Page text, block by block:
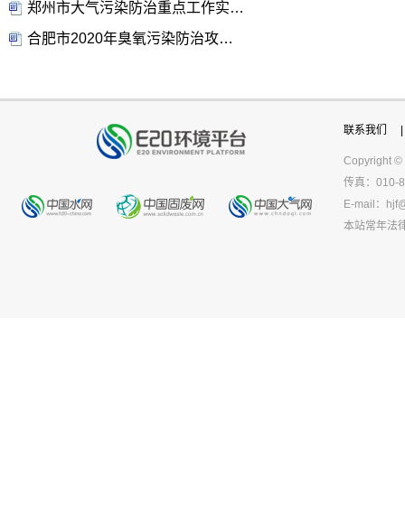
郑州市大气污染防治重点工作实施方案
合肥市2020年臭氧污染防治攻坚行动方案
联系我们
Copyright ©
传真：010-
E-mail：
本站常年法